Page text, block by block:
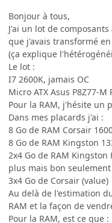
Bonjour à tous,
J'ai un lot de
que j'avais transformé
(ça explique
Le lot :
I7 2600K, jamais OC
Micro ATX Asus P8Z77-M
Pour la RAM, j'hésite un
Dans mes placards j'ai :
8 Go de RAM Corsair
8 Go de RAM Kingston
2x4 Go de RAM
plus mais bon
3x4 Go de Corsair (value)
Au delà de l'estimation
RAM et la façon de
Pour la RAM, est ce que :